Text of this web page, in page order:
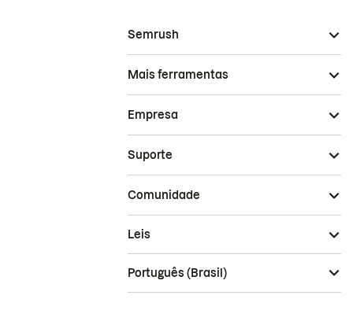
Semrush
Mais ferramentas
Empresa
Suporte
Comunidade
Leis
Português (Brasil)